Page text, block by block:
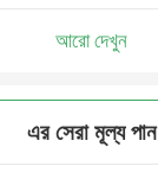
আরো দেখুন
এর সেরা মূল্য পান